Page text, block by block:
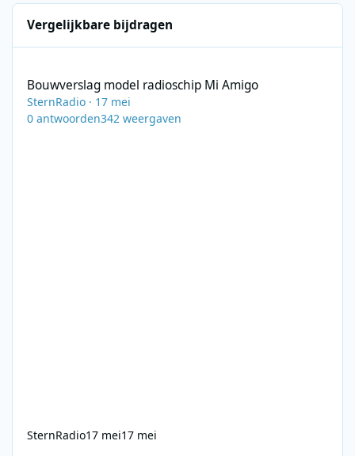
Vergelijkbare bijdragen
Bouwverslag model radioschip Mi Amigo
SternRadio · 17 mei
0 antwoorden342 weergaven
SternRadio17 mei17 mei